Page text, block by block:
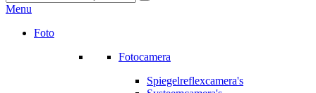
Menu
Foto
Fotocamera
Spiegelreflexcamera's